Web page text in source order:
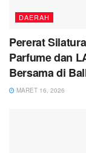
DAERAH
Pererat
Parfume dan
Bersama di
MARET 16, 2026